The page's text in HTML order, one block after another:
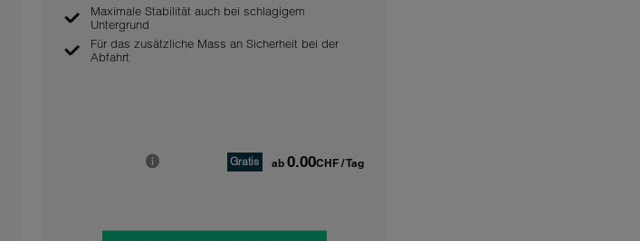
Maximale Stabilität auch bei schlagigem
Untergrund
Für das zusätzliche Mass an Sicherheit bei der
Abfahrt
Gratis ab 0.00CHF/ Tag